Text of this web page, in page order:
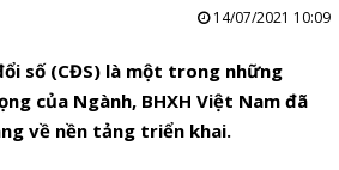
14/07/2021 10:09
số (CĐS) là một trong những
của Ngành, BHXH Việt Nam đã
về nền tảng triển khai.